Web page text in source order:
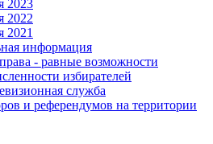
2023
2022
2021
информация
- равные возможности
избирателей
служба
и референдумов на территории